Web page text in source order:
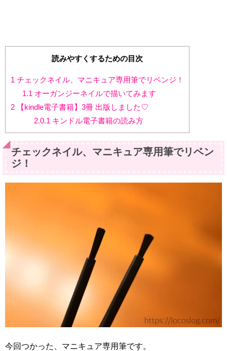
読みやすくするための目次
1 チェックネイル、マニキュア専用筆でリベンジ！
1.1 オーガンジーネイルで描いてみます
2 【kindle電子書籍】3冊 出版しました♡
2.0.1 キンドル電子書籍の読み方
チェックネイル、マニキュア専用筆でリベン
ジ！
今回つかった、マニキュア専用筆です。